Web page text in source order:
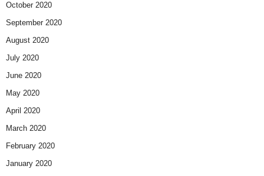
October 2020
September 2020
August 2020
July 2020
June 2020
May 2020
April 2020
March 2020
February 2020
January 2020